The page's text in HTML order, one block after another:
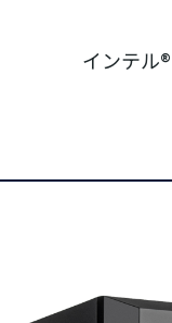
インテル